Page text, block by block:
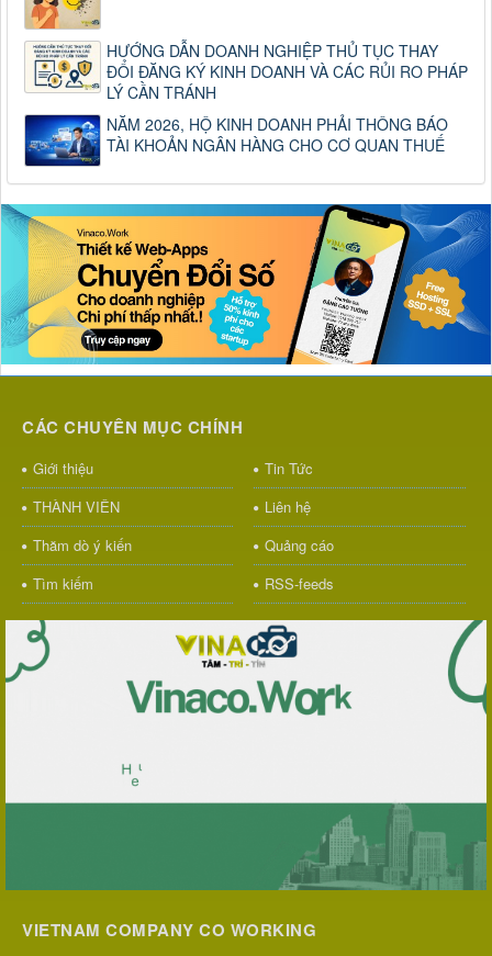
HƯỚNG DẪN DOANH NGHIỆP THỦ TỤC THAY
ĐỔI ĐĂNG KÝ KINH DOANH VÀ CÁC RỦI RO PHÁP
LÝ CẦN TRÁNH
NĂM 2026, HỘ KINH DOANH PHẢI THÔNG BÁO
TÀI KHOẢN NGÂN HÀNG CHO CƠ QUAN THUẾ
CÁC CHUYÊN MỤC CHÍNH
Giới thiệu
Tin Tức
THÀNH VIÊN
Liên hệ
Thăm dò ý kiến
Quảng cáo
Tìm kiếm
RSS-feeds
VIETNAM COMPANY CO WORKING